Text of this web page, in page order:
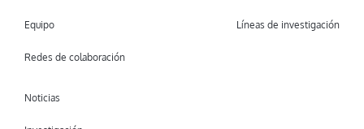
Equipo
Redes de colaboración
Líneas de investigación
Noticias